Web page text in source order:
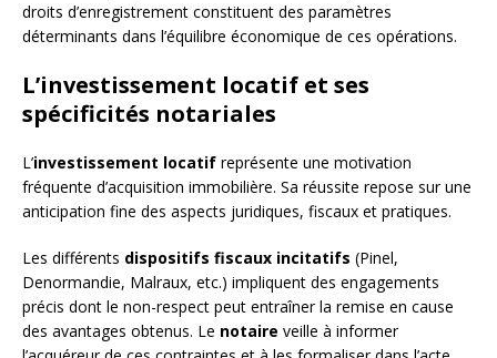
droits d’enregistrement constituent des paramètres
déterminants dans l’équilibre économique de ces opérations.
L’investissement locatif et ses
spécificités notariales
L’investissement locatif représente une motivation
fréquente d’acquisition immobilière. Sa réussite repose sur une
anticipation fine des aspects juridiques, fiscaux et pratiques.
Les différents dispositifs fiscaux incitatifs (Pinel,
Denormandie, Malraux, etc.) impliquent des engagements
précis dont le non-respect peut entraîner la remise en cause
des avantages obtenus. Le notaire veille à informer